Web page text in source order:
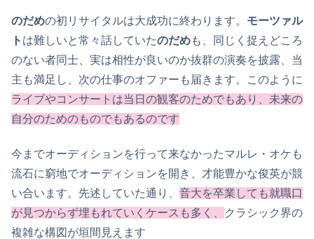
のだめの初リサイタルは大成功に終わります。 モーツァル
ト は難しいと常々話していたのだめも、同じく捉えどころ
のない者同士、実は相性が良いのか抜群の演奏を披露、当
主も満足し、次の仕事のオファーも届きます。このように
ライブやコンサートは当日の観客のためでもあり、未来の
自分のためのものでもあるのです
今までオーディションを行って来なかったマルレ・オケも
流石に窮地でオーディションを開き、才能豊かな俊英が競
い合います。先述していた通り、 音大を卒業しても就職口
が見つからず埋もれていくケースも多く、
クラシック界の
複雑な構図が垣間見えます